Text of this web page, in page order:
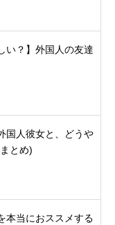
い？】外国人の友達
国人彼女と、どうや
とめ)
本当におススメする